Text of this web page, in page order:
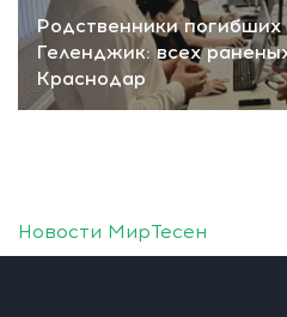
Родственники
Геленджик: всех
Краснодар
Новости МирТесен